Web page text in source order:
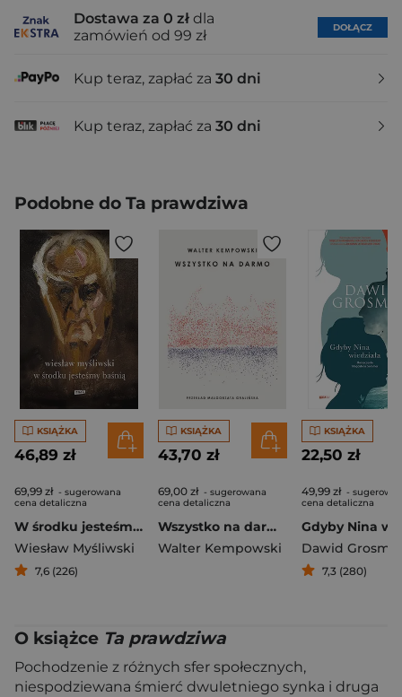
Dostawa za 0 zł dla
zamówień od 99 zł
DOŁĄCZ
Kup teraz, zapłać za 30 dni
Kup teraz, zapłać za 30 dni
Podobne do Ta prawdziwa
KSIĄŻKA
46,89 zł
69,99 zł - sugerowana
cena detaliczna
W środku jesteśmy baśnią. Mowy i rozmowy
Wiesław Myśliwski
7,6 (226)
KSIĄŻKA
43,70 zł
69,00 zł - sugerowana
cena detaliczna
Wszystko na darmo
Walter Kempowski
KSIĄŻKA
22,50 zł
49,99 zł -
cena detaliczna
Dawid
7,3 (280)
O książce Ta prawdziwa
Pochodzenie z różnych sfer społecznych,
niespodziewana śmierć dwuletniego synka i druga